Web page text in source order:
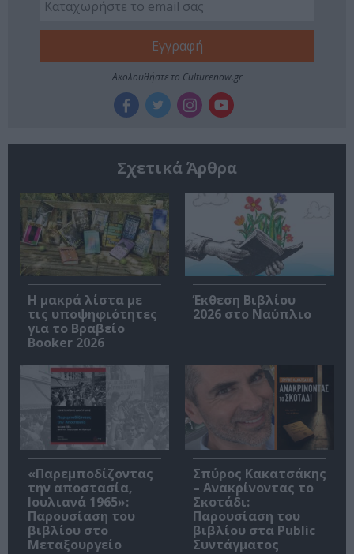
Ακολουθήστε το Culturenow.gr
Σχετικά Άρθρα
Η μακρά λίστα με
τις υποψηφιότητες
για το Βραβείο
Booker 2026
Έκθεση Βιβλίου
2026 στο Ναύπλιο
«Παρεμποδίζοντας
την αποστασία,
Ιουλιανά 1965»:
Παρουσίαση του
βιβλίου στο
Μεταξουργείο
Σπύρος Κακατσάκης
– Ανακρίνοντας το
Σκοτάδι:
Παρουσίαση του
βιβλίου στα Public
Συντάγματος